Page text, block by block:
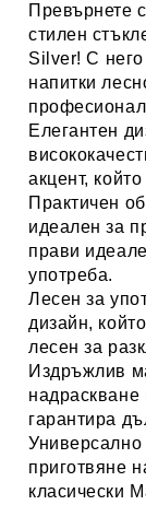
Превърнете
стилен
Silver! С
напитки
Елегантен
акцент,
Практичен
идеален за
прави
употреба.
Лесен за
дизайн,
лесен за
Издръжлив
надраскване
гарантира
приготвяне
класически